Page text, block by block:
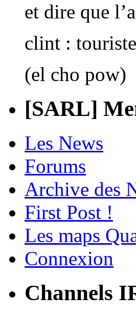
et dire que
clint :
(el cho pow)
[SARL]
Les News
Forums
Archive des
First Post !
Les maps
Connexion
Channels